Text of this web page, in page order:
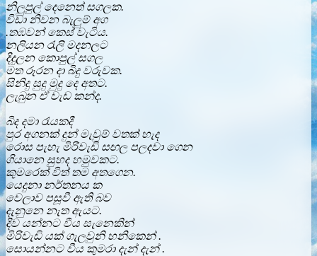
නිලුපුල් දෙනෙත් සගලක.
විඩා නිවන බැලුම් අග
.තඹවන් කෙස් වැටිය.
නලියන රැලි මදනලට
දිදුලන කොපුල් සගල
මත රූරන දා බිදු වරුවක.
සිනිදු සුදු මුදු දෙ අතට.
ලැබුන ඒ වැඩ කන්ද.
බිද දමා රැයකදී
පුර අගනක් දුන් මැවුම් වතක් හැද
රොස පැහැ මිරිවැඩි සඟල පලදවා ගෙන
ගියානෙ සුහද හමුවකට.
කුමරෙක් විත් තම අතගෙන.
යෙදුනා නර්තනය ක
වෙලාව පසූවී ඇති බව
දැනුනෙ නැත ඇයට.
දිව යන්නට වීය සැනෙකින්
මිරිවැඩි යක් ගැලවුනි හනිකෙන්.
සොයන්නට වීය කුමරා දැන් දැන් .